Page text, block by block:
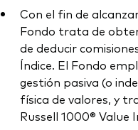
Con el fin de
Fondo trata de
de deducir
Índice. El Fondo
gestión pasiva (o
física de valores, y
Russell 1000® Value